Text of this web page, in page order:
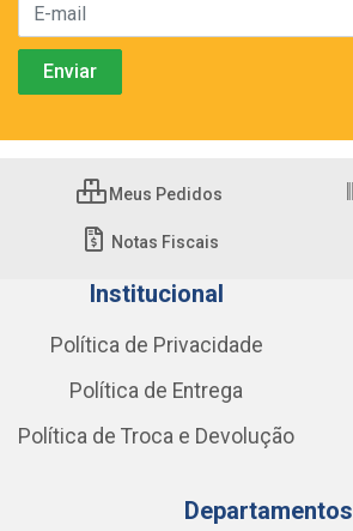
Meus Pedidos
Notas Fiscais
Institucional
Política de Privacidade
Política de Entrega
Política de Troca e Devolução
Departamentos